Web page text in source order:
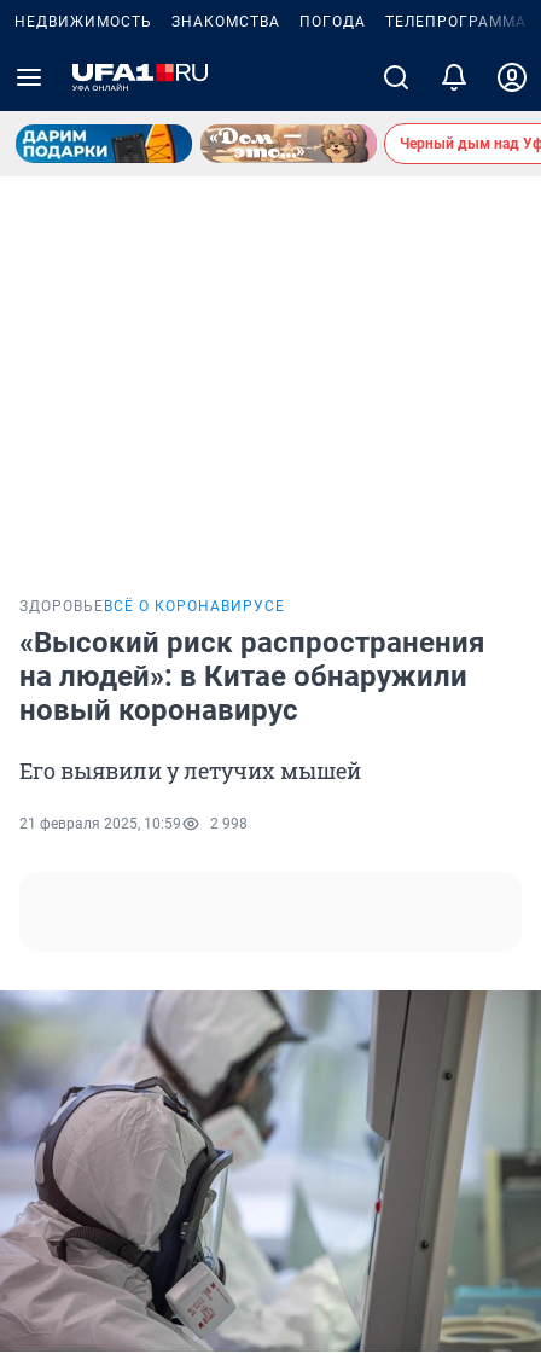
НЕДВИЖИМОСТЬ ЗНАКОМСТВА ПОГОДА ТЕЛЕПРОГРАММА
Черный дым над
ЗДОРОВЬЕ ВСЁ О КОРОНАВИРУСЕ
«Высокий риск распространения
на людей»: в Китае обнаружили
новый коронавирус
Его выявили у летучих мышей
21 февраля 2025, 10:59 2 998